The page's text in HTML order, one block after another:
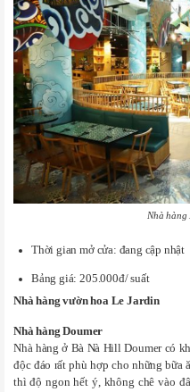
Nhà hàng
Thời gian mở cửa: đang cập nhật
Bảng giá: 205.000đ/ suất
Nhà hàng vườn hoa Le Jardin
Nhà hàng Doumer
Nhà hàng ở Bà Nà Hill Doumer có
độc đáo rất phù hợp cho những bữa
thì độ ngon hết ý, không chê vào